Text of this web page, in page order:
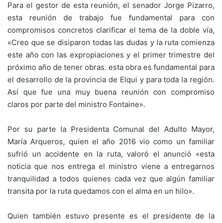
Para el gestor de esta reunión, el senador Jorge Pizarro,
esta reunión de trabajo fue fundamental para con
compromisos concretos clarificar el tema de la doble vía,
«Creo que se disiparon todas las dudas y la ruta comienza
este año con las expropiaciones y el primer trimestre del
próximo año de tener obras. esta obra es fundamental para
el desarrollo de la provincia de Elqui y para toda la región.
Así que fue una muy buena reunión con compromiso
claros por parte del ministro Fontaine».
Por su parte la Presidenta Comunal del Adulto Mayor,
María Arqueros, quien el año 2016 vio como un familiar
sufrió un accidente en la ruta, valoró el anunció «esta
noticia que nos entrega el ministro viene a entregarnos
tranquilidad a todos quienes cada vez que algún familiar
transita por la ruta quedamos con el alma en un hilo».
Quien también estuvo presente es el presidente de la